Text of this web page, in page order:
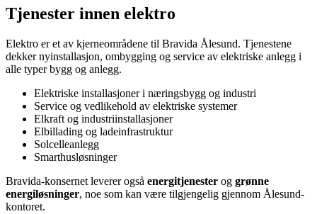
Tjenester innen elektro
Elektro er et av kjerneområdene til Bravida Ålesund. Tjenestene
dekker nyinstallasjon, ombygging og service av elektriske anlegg i
alle typer bygg og anlegg.
Elektriske installasjoner i næringsbygg og industri
Service og vedlikehold av elektriske systemer
Elkraft og industriinstallasjoner
Elbillading og ladeinfrastruktur
Solcelleanlegg
Smarthusløsninger
Bravida-konsernet leverer også energitjenester og grønne
energiløsninger, noe som kan være tilgjengelig gjennom Ålesund-
kontoret.